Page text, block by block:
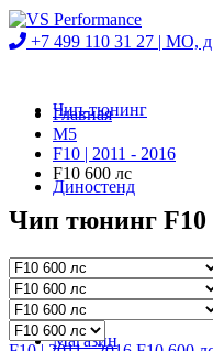
+7 499 110 31 27 | МО, д.
Чип-тюнинг
Диностенд
Автосервис
Магазин
Главная
M5
F10 | 2011 - 2016
F10 600 лс
Чип тюнинг F10